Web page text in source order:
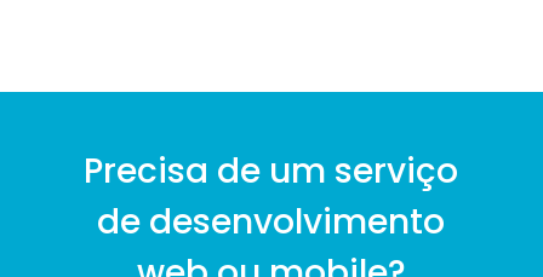
Precisa de um serviço
de desenvolvimento